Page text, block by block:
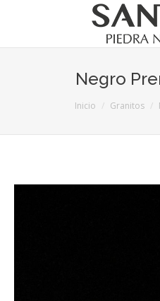
Negro
Inicio Granitos